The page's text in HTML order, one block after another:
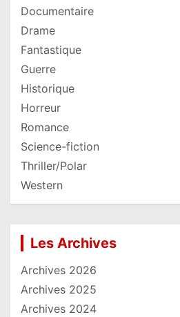
Documentaire
Drame
Fantastique
Guerre
Historique
Horreur
Romance
Science-fiction
Thriller/Polar
Western
Les Archives
Archives 2026
Archives 2025
Archives 2024